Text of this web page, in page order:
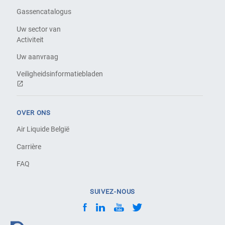
Gassencatalogus
Uw sector van
Activiteit
Uw aanvraag
Veiligheidsinformatiebladen
OVER ONS
Air Liquide België
Carrière
FAQ
SUIVEZ-NOUS